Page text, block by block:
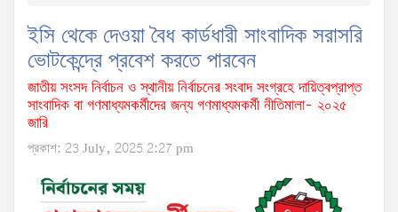
ইসি থেকে দেওয়া বৈধ কার্ডধারী সাংবাদিক সরাসরি
ভোটকেন্দ্রে প্রবেশ করতে পারবেন
জাতীয় সংসদ নির্বাচন ও স্থানীয় নির্বাচনের সংবাদ সংগ্রহে দায়িত্বপ্রাপ্ত
সাংবাদিক বা গণমাধ্যমকর্মীদের জন্য গণমাধ্যমকর্মী নীতিমালা- ২০২৫
জারি
প্রকাশ: 23 July, 2025 2:27 pm